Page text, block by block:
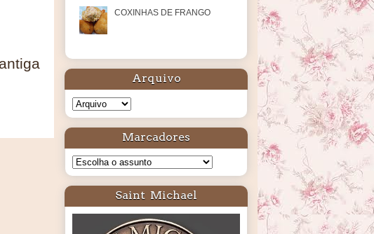
COXINHAS DE FRANGO
Arquivo
Marcadores
Saint Michael